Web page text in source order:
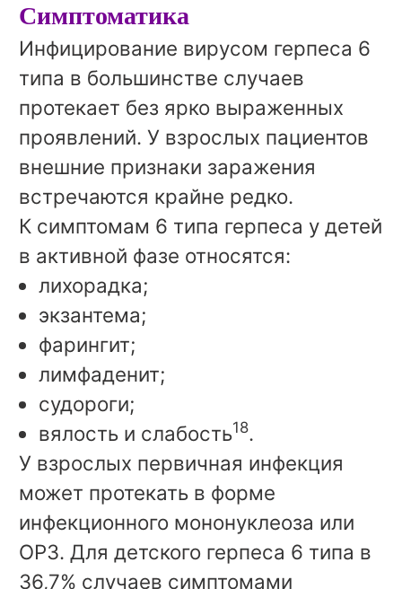
Симптоматика
Инфицирование вирусом герпеса 6
типа в большинстве случаев
протекает без ярко выраженных
проявлений. У взрослых пациентов
внешние признаки заражения
встречаются крайне редко.
К симптомам 6 типа герпеса у детей
в активной фазе относятся:
лихорадка;
экзантема;
фарингит;
лимфаденит;
судороги;
вялость и слабость18.
У взрослых первичная инфекция
может протекать в форме
инфекционного мононуклеоза или
ОРЗ. Для детского герпеса 6 типа в
36,7% случаев симптомами